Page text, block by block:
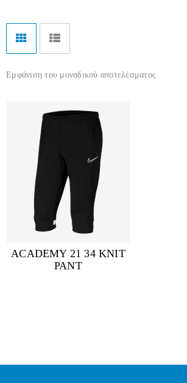
Εμφάνιση του μοναδικού αποτελέσματος
ACADEMY 21 34 KNIT
PANT